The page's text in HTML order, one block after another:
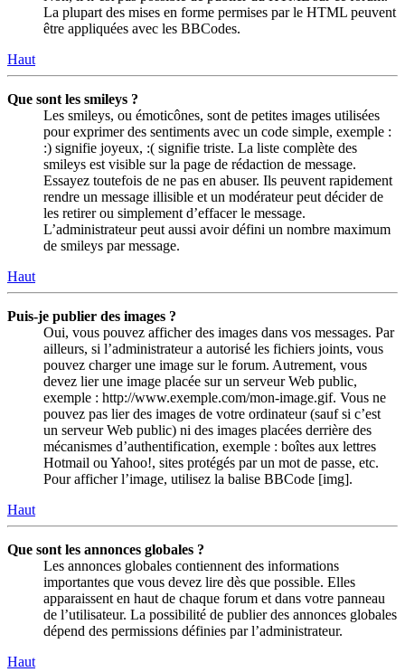
La plupart des mises en forme permises par le HTML peuvent
être appliquées avec les BBCodes.
Haut
Que sont les smileys ?
Les smileys, ou émoticônes, sont de petites images utilisées
pour exprimer des sentiments avec un code simple, exemple :
:) signifie joyeux, :( signifie triste. La liste complète des
smileys est visible sur la page de rédaction de message.
Essayez toutefois de ne pas en abuser. Ils peuvent rapidement
rendre un message illisible et un modérateur peut décider de
les retirer ou simplement d’effacer le message.
L’administrateur peut aussi avoir défini un nombre maximum
de smileys par message.
Haut
Puis-je publier des images ?
Oui, vous pouvez afficher des images dans vos messages. Par
ailleurs, si l’administrateur a autorisé les fichiers joints, vous
pouvez charger une image sur le forum. Autrement, vous
devez lier une image placée sur un serveur Web public,
exemple : http://www.exemple.com/mon-image.gif. Vous ne
pouvez pas lier des images de votre ordinateur (sauf si c’est
un serveur Web public) ni des images placées derrière des
mécanismes d’authentification, exemple : boîtes aux lettres
Hotmail ou Yahoo!, sites protégés par un mot de passe, etc.
Pour afficher l’image, utilisez la balise BBCode [img].
Haut
Que sont les annonces globales ?
Les annonces globales contiennent des informations
importantes que vous devez lire dès que possible. Elles
apparaissent en haut de chaque forum et dans votre panneau
de l’utilisateur. La possibilité de publier des annonces globales
dépend des permissions définies par l’administrateur.
Haut